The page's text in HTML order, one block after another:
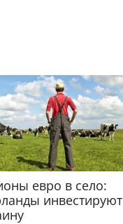
евро в село:
инвестируют